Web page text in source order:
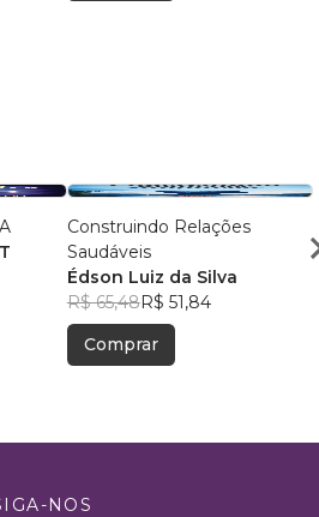
Construindo Relações
Saudáveis
Édson Luiz da Silva
R$ 65,48R$ 51,84
Comprar
NOS